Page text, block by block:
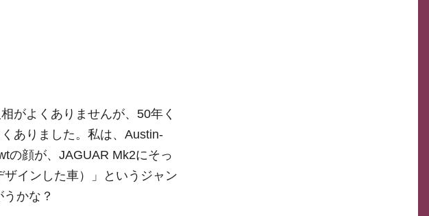
がよくありませんが、50年く
ありました。私は、Austin-
の顔が、JAGUAR Mk2にそっ
インした車）」というジャン
かな？